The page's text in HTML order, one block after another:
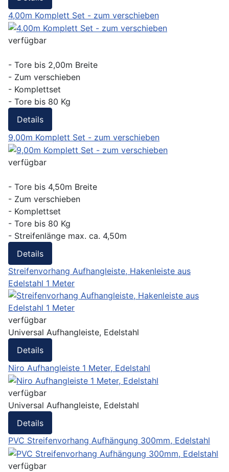
4,00m Komplett Set - zum verschieben
verfügbar
- Tore bis 2,00m Breite
- Zum verschieben
- Komplettset
- Tore bis 80 Kg
Details
9,00m Komplett Set - zum verschieben
verfügbar
- Tore bis 4,50m Breite
- Zum verschieben
- Komplettset
- Tore bis 80 Kg
- Streifenlänge max. ca. 4,50m
Details
Streifenvorhang Aufhangleiste, Hakenleiste aus
Edelstahl 1 Meter
verfügbar
Universal Aufhangleiste, Edelstahl
Details
Niro Aufhangleiste 1 Meter, Edelstahl
verfügbar
Universal Aufhangleiste, Edelstahl
Details
PVC Streifenvorhang Aufhängung 300mm, Edelstahl
verfügbar